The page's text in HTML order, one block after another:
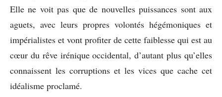
Elle ne voit pas que de nouvelles puissances sont aux
aguets, avec leurs propres volontés hégémoniques et
impérialistes et vont profiter de cette faiblesse qui est au
cœur du rêve irénique occidental, d’autant plus qu’elles
connaissent les corruptions et les vices que cache cet
idéalisme proclamé.